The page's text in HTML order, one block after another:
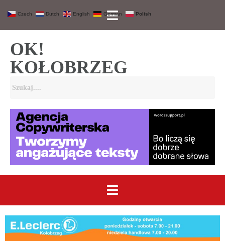
OK!
KOŁOBRZEG
Czech Dutch English German Polish